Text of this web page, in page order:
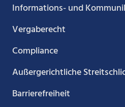
Informations- und
Vergaberecht
Compliance
Außergerichtliche
Barrierefreiheit